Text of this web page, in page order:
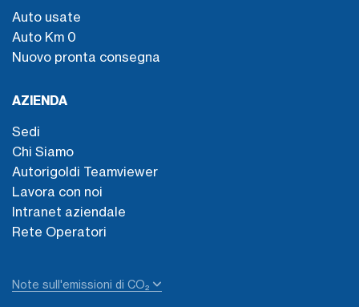
Auto usate
Auto Km 0
Nuovo pronta consegna
AZIENDA
Sedi
Chi Siamo
Autorigoldi Teamviewer
Lavora con noi
Intranet aziendale
Rete Operatori
Note sull'emissioni di CO₂